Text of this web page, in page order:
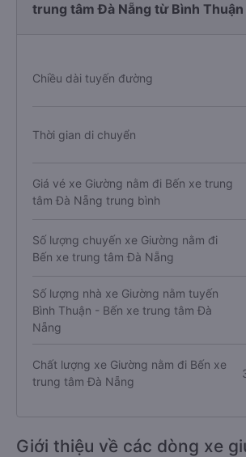
trung tâm Đà Nẵng từ Bình Thuận
Chiều dài tuyến đường
Thời gian di chuyển
Giá vé xe Giường nằm đi Bến xe trung
tâm Đà Nẵng trung bình
Số lượng chuyến xe Giường nằm đi
Bến xe trung tâm Đà Nẵng
Số lượng nhà xe Giường nằm tuyến
Bình Thuận - Bến xe trung tâm Đà
Nẵng
Chất lượng xe Giường nằm đi Bến xe
trung tâm Đà Nẵng
Giới thiệu về các dòng xe